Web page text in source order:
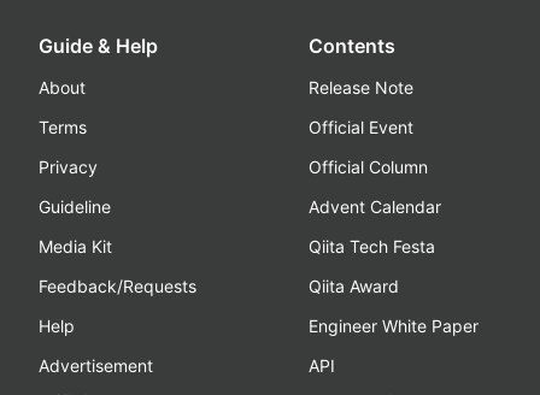
Guide & Help
About
Terms
Privacy
Guideline
Media Kit
Feedback/Requests
Help
Advertisement
Contents
Release Note
Official Event
Official Column
Advent Calendar
Qiita Tech Festa
Qiita Award
Engineer White Paper
API